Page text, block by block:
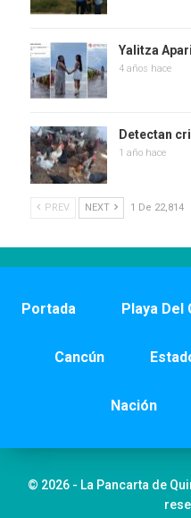
Yalitza
4 años hace
Detectan
1 año hace
PREV NEXT 1 De 22,814
Portada Playa Del
Cancún
Nación
© 2026 - La Pancarta de